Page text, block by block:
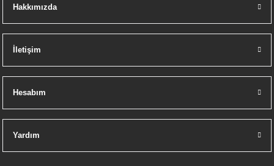
Hakkımızda
İletişim
Hesabım
Yardım